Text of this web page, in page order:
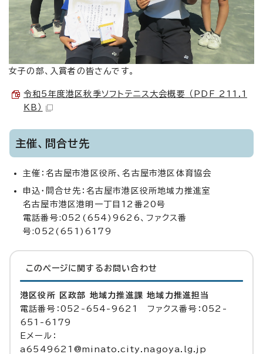
女子の部、入賞者の皆さんです。
令和5年度港区秋季ソフトテニス大会概要 （PDF 211.1
KB）
主催、問合せ先
主催：名古屋市港区役所、名古屋市港区体育協会
申込・問合せ先：名古屋市港区役所地域力推進室
名古屋市港区港明一丁目12番20号
電話番号:052(654)9626、ファクス番
号:052(651)6179
このページに関する お問い合わせ
港区役所 区政部 地域力推進課 地域力推進担当
電話番号：052-654-9621 ファクス番号：052-
651-6179
Eメール：
a6549621@minato.city.nagoya.lg.jp